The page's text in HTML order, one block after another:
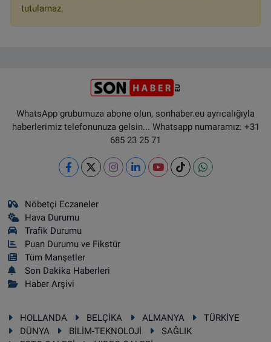
tutulamaz.
WhatsApp grubumuza abone olun, sonhaber.eu ayrıcalığıyla
haberlerimiz telefonunuza gelsin... Whatsapp numaramız: +31
685 23 25 71
Nöbetçi Eczaneler
Hava Durumu
Trafik Durumu
Puan Durumu ve Fikstür
Tüm Manşetler
Son Dakika Haberleri
Haber Arşivi
HOLLANDA BELÇİKA ALMANYA
TÜRKİYE
DÜNYA
BİLİM-TEKNOLOJİ
SAĞLIK